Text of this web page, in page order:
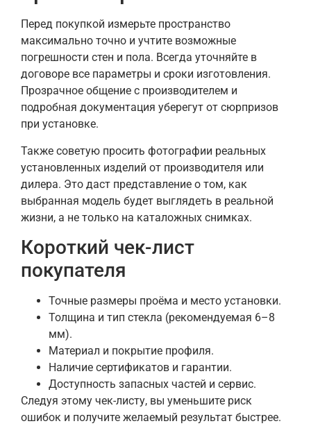
Перед покупкой измерьте пространство
максимально точно и учтите возможные
погрешности стен и пола. Всегда уточняйте в
договоре все параметры и сроки изготовления.
Прозрачное общение с производителем и
подробная документация уберегут от сюрпризов
при установке.
Также советую просить фотографии реальных
установленных изделий от производителя или
дилера. Это даст представление о том, как
выбранная модель будет выглядеть в реальной
жизни, а не только на каталожных снимках.
Короткий чек-лист
покупателя
Точные размеры проёма и место установки.
Толщина и тип стекла (рекомендуемая 6–8
мм).
Материал и покрытие профиля.
Наличие сертификатов и гарантии.
Доступность запасных частей и сервис.
Следуя этому чек-листу, вы уменьшите риск
ошибок и получите желаемый результат быстрее.